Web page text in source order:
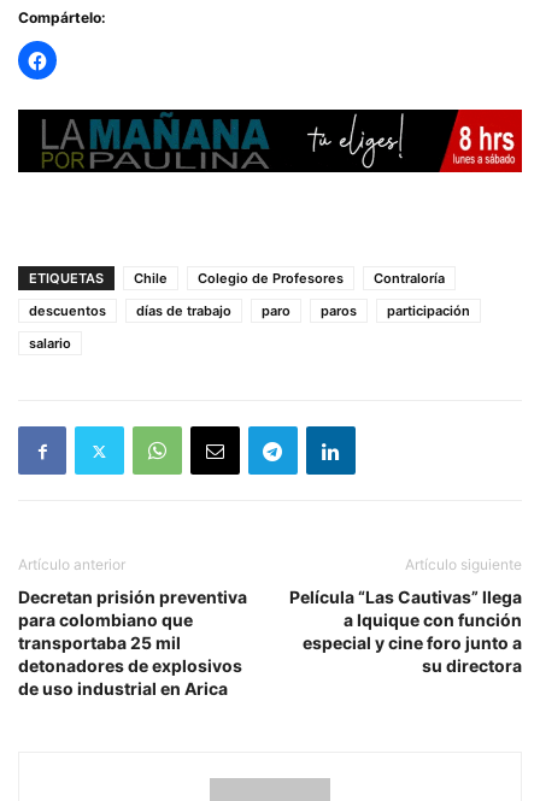
Compártelo:
ETIQUETAS Chile Colegio de Profesores
Contraloría
descuentos
días de trabajo paro paros
participación
salario
Artículo anterior
Decretan prisión preventiva
para colombiano que
transportaba 25 mil
detonadores de explosivos
de uso industrial en Arica
Artículo siguiente
Película “Las Cautivas” llega
a Iquique con función
especial y cine foro junto a
su directora